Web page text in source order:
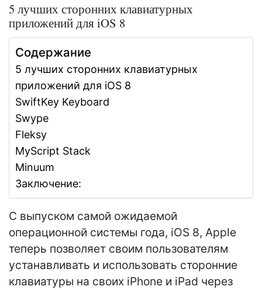
5 лучших сторонних клавиатурных
приложений для iOS 8
Содержание
5 лучших сторонних клавиатурных
приложений для iOS 8
SwiftKey Keyboard
Swype
Fleksy
MyScript Stack
Minuum
Заключение:
С выпуском самой ожидаемой
операционной системы года, iOS 8, Apple
теперь позволяет своим пользователям
устанавливать и использовать сторонние
клавиатуры на своих iPhone и iPad через